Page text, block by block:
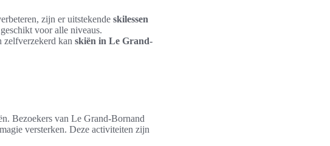
zijn er uitstekende skilessen
voor alle niveaus.
zelfverzekerd kan skiën in Le Grand-
Bezoekers van Le Grand-Bornand
versterken. Deze activiteiten zijn